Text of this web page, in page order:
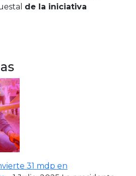
de la iniciativa
31 mdp en